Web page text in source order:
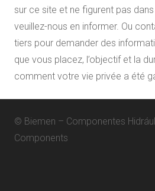
sur ce site et ne figurent pas
veuillez-nous en informer. Ou
tiers pour demander des
que vous placez, l’objectif et la
comment votre vie privée a été
© Biemen – Componentes
Components